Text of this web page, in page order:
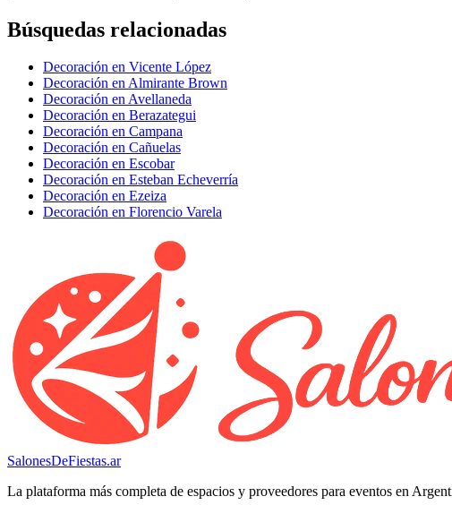
Búsquedas relacionadas
Decoración en Vicente López
Decoración en Almirante Brown
Decoración en Avellaneda
Decoración en Berazategui
Decoración en Campana
Decoración en Cañuelas
Decoración en Escobar
Decoración en Esteban Echeverría
Decoración en Ezeiza
Decoración en Florencio Varela
SalonesDeFiestas.ar
La plataforma más completa de espacios y proveedores para eventos en